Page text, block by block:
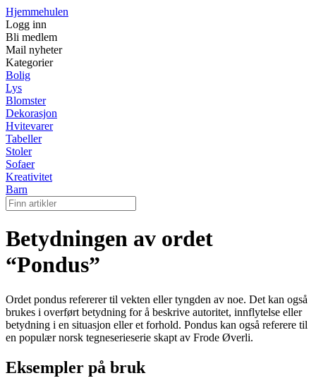
Hjemmehulen
Logg inn
Bli medlem
Mail nyheter
Kategorier
Bolig
Lys
Blomster
Dekorasjon
Hvitevarer
Tabeller
Stoler
Sofaer
Kreativitet
Barn
Betydningen av ordet
“Pondus”
Ordet pondus refererer til vekten eller tyngden av noe. Det kan også
brukes i overført betydning for å beskrive autoritet, innflytelse eller
betydning i en situasjon eller et forhold. Pondus kan også referere til
en populær norsk tegneserieserie skapt av Frode Øverli.
Eksempler på bruk